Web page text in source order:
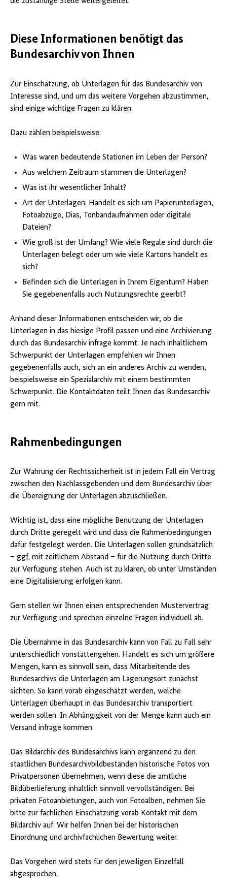
Diese Informationen benötigt das
Bundesarchiv von Ihnen
Zur Einschätzung, ob Unterlagen für das Bundesarchiv von
Interesse sind, und um das weitere Vorgehen abzustimmen,
sind einige wichtige Fragen zu klären.
Dazu zählen beispielsweise:
Was waren bedeutende Stationen im Leben der Person?
Aus welchem Zeitraum stammen die Unterlagen?
Was ist ihr wesentlicher Inhalt?
Art der Unterlagen: Handelt es sich um Papierunterlagen,
Fotoabzüge, Dias, Tonbandaufnahmen oder digitale
Dateien?
Wie groß ist der Umfang? Wie viele Regale sind durch die
Unterlagen belegt oder um wie viele Kartons handelt es
sich?
Befinden sich die Unterlagen in Ihrem Eigentum? Haben
Sie gegebenenfalls auch Nutzungsrechte geerbt?
Anhand dieser Informationen entscheiden wir, ob die
Unterlagen in das hiesige Profil passen und eine Archivierung
durch das Bundesarchiv infrage kommt. Je nach inhaltlichem
Schwerpunkt der Unterlagen empfehlen wir Ihnen
gegebenenfalls auch, sich an ein anderes Archiv zu wenden,
beispielsweise ein Spezialarchiv mit einem bestimmten
Schwerpunkt. Die Kontaktdaten teilt Ihnen das Bundesarchiv
gern mit.
Rahmenbedingungen
Zur Wahrung der Rechtssicherheit ist in jedem Fall ein Vertrag
zwischen den Nachlassgebenden und dem Bundesarchiv über
die Übereignung der Unterlagen abzuschließen.
Wichtig ist, dass eine mögliche Benutzung der Unterlagen
durch Dritte geregelt wird und dass die Rahmenbedingungen
dafür festgelegt werden. Die Unterlagen sollen grundsätzlich
– ggf. mit zeitlichem Abstand – für die Nutzung durch Dritte
zur Verfügung stehen. Auch ist zu klären, ob unter Umständen
eine Digitalisierung erfolgen kann.
Gern stellen wir Ihnen einen entsprechenden Mustervertrag
zur Verfügung und sprechen einzelne Fragen individuell ab.
Die Übernahme in das Bundesarchiv kann von Fall zu Fall sehr
unterschiedlich vonstattengehen. Handelt es sich um größere
Mengen, kann es sinnvoll sein, dass Mitarbeitende des
Bundesarchivs die Unterlagen am Lagerungsort zunächst
sichten. So kann vorab eingeschätzt werden, welche
Unterlagen überhaupt in das Bundesarchiv transportiert
werden sollen. In Abhängigkeit von der Menge kann auch ein
Versand infrage kommen.
Das Bildarchiv des Bundesarchivs kann ergänzend zu den
staatlichen Bundesarchivbildbeständen historische Fotos von
Privatpersonen übernehmen, wenn diese die amtliche
Bildüberlieferung inhaltlich sinnvoll vervollständigen. Bei
privaten Fotoanbietungen, auch von Fotoalben, nehmen Sie
bitte zur fachlichen Einschätzung vorab Kontakt mit dem
Bildarchiv auf. Wir helfen Ihnen bei der historischen
Einordnung und archivfachlichen Bewertung weiter.
Das Vorgehen wird stets für den jeweiligen Einzelfall
abgesprochen.